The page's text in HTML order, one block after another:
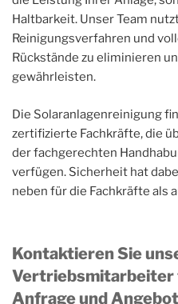
Haltbarkeit. Unser Team
Reinigungsverfahren und
Rückstände zu eliminieren
gewährleisten.
Die Solaranlagenreinigung
zertifizierte Fachkräfte, die
der fachgerechten
verfügen. Sicherheit hat
neben für die Fachkräfte als
Kontaktieren Sie
Vertriebsmitarbeiter
Anfrage und